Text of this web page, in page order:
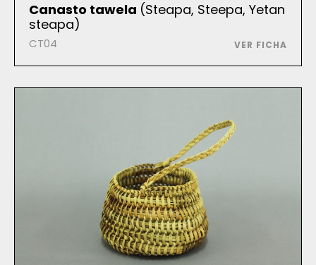
Canasto tawela (Steapa, Steepa, Yetan
steapa)
CT04 VER FICHA